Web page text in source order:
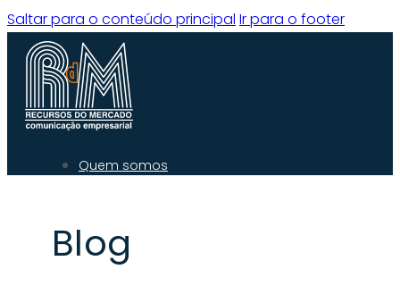
Saltar para o conteúdo principal Ir para o footer
Quem somos
Serviços
Clientes
Blog